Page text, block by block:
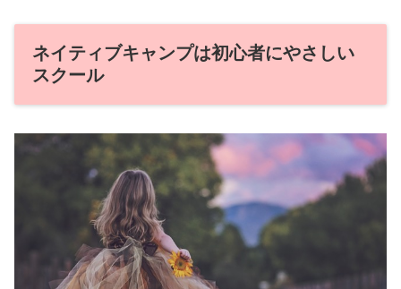
ネイティブキャンプは初心者にやさしい
スクール